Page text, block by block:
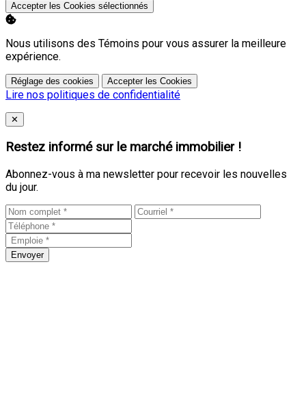
Accepter les Cookies sélectionnés
Nous utilisons des Témoins pour vous assurer la meilleure
expérience.
Réglage des cookies Accepter les Cookies
Lire nos politiques de confidentialité
Close
✕
Restez informé sur le marché immobilier !
Abonnez-vous à ma newsletter pour recevoir les nouvelles
du jour.
Envoyer